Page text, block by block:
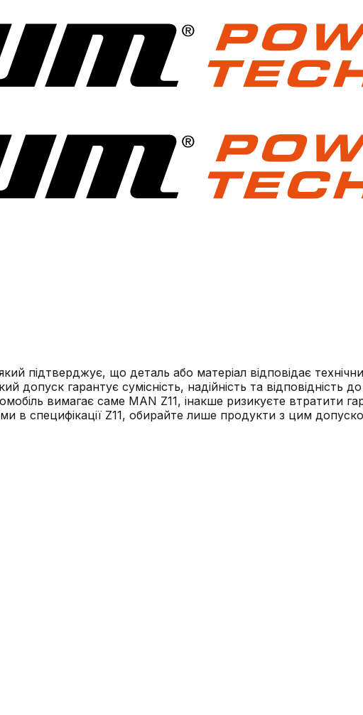
підтверджує, що деталь або матеріал відповідає
допуск гарантує сумісність, надійність та відповідність
вимагає саме MAN Z11, інакше ризикуєте втратити
в специфікації Z11, обирайте лише продукти з цим